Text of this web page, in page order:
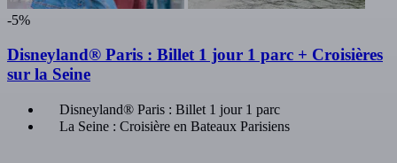
-5%
Disneyland® Paris : Billet 1 jour 1 parc + Croisières
sur la Seine
Disneyland® Paris : Billet 1 jour 1 parc
La Seine : Croisière en Bateaux Parisiens